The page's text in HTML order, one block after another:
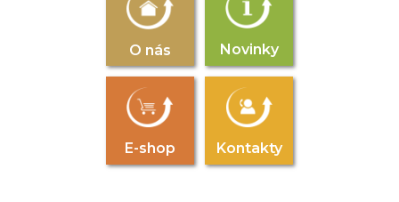
O nás Novinky
E-shop Kontakty